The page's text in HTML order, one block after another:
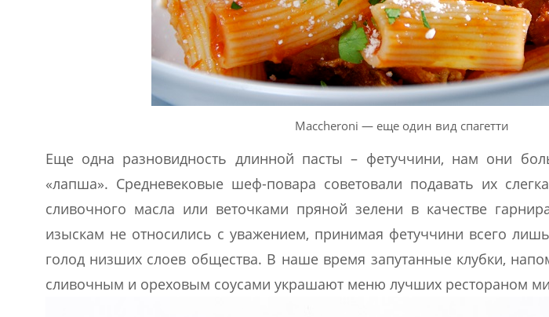
Мaccheroni — еще один вид спагетти
Еще одна разновидность длинной пасты – фетуччини, нам они
«лапша». Средневековые шеф-повара советовали подавать их
сливочного масла или веточками пряной зелени в качестве
изыскам не относились с уважением, принимая фетуччини всего
голод низших слоев общества. В наше время запутанные клубки,
сливочным и ореховым соусами украшают меню лучших рестораном